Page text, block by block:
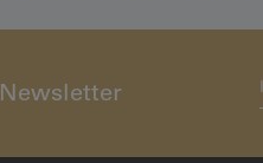
Newsletter